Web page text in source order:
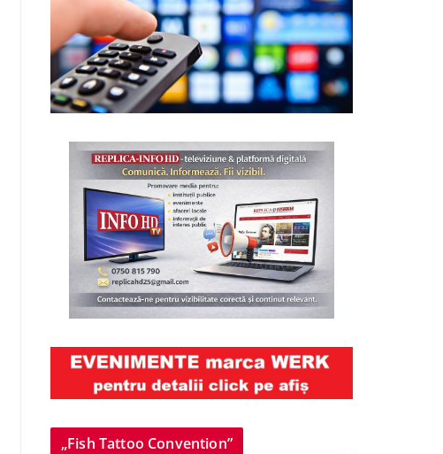
„Fish Tattoo Convention”